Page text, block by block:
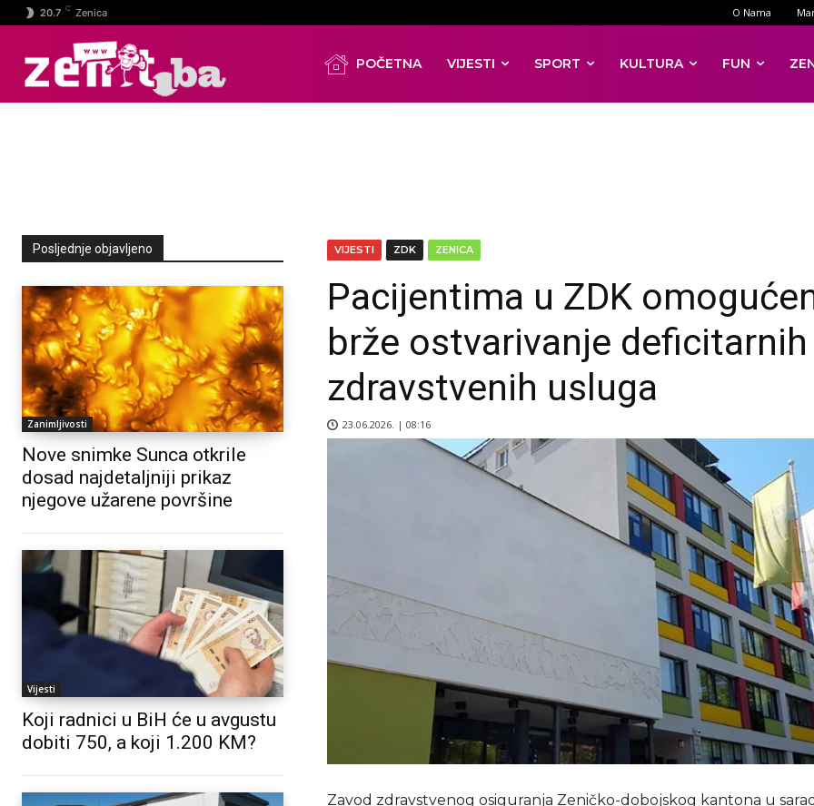
20.7 C Zenica O Nama
POČETNA VIJESTI SPORT KULTURA FUN
Posljednje objavljeno
Zanimljivosti
Nove snimke Sunca otkrile
dosad najdetaljniji prikaz
njegove užarene površine
Vijesti
Koji radnici u BiH će u avgustu
dobiti 750, a koji 1.200 KM?
VIJESTI ZDK ZENICA
Pacijentima u ZDK
brže ostvarivanje deficitarnih
zdravstvenih usluga
23.06.2026. | 08:16
Zavod zdravstvenog osiguranja Zeničko-dobojskog kantona u